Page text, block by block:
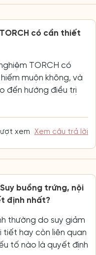
có cần thiết
TORCH có
muộn không, và
đến hướng điều trị
xem Xem câu trả lời
buồng trứng, nội
định nhất?
thường do suy giảm
tiết hay còn liên quan
tố nào là quyết định